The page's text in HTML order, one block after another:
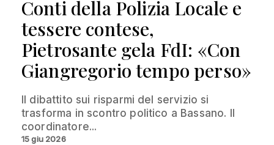
Conti della Polizia Locale e
tessere contese,
Pietrosante gela FdI: «Con
Giangregorio tempo perso»
Il dibattito sui risparmi del servizio si
trasforma in scontro politico a Bassano. Il
coordinatore...
15 giu 2026